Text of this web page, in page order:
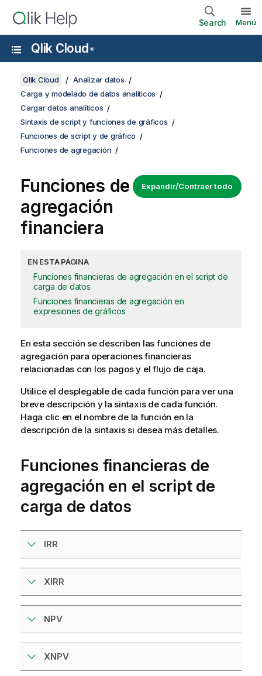
Search Menú
Qlik Cloud ®
Qlik Cloud
Analizar datos
Carga y modelado de datos analíticos
Cargar datos analíticos
Sintaxis de script y funciones de gráficos
Funciones de script y de gráfico
Funciones de agregación
Expandir/Contraer todo
Funciones de
agregación
financiera
EN ESTA PÁGINA
Funciones financieras de agregación en el script de
carga de datos
Funciones financieras de agregación en
expresiones de gráficos
En esta sección se describen las funciones de
agregación para operaciones financieras
relacionadas con los pagos y el flujo de caja.
Utilice el desplegable de cada función para ver una
breve descripción y la sintaxis de cada función.
Haga clic en el nombre de la función en la
descripción de la sintaxis si desea más detalles.
Funciones financieras de
agregación en el script de
carga de datos
IRR
XIRR
NPV
XNPV